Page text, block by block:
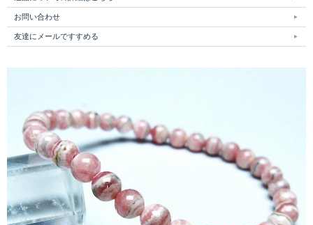
お問い合わせ
友達にメールですすめる